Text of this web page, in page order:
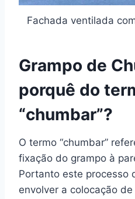
Fachada ventilada
Grampo de
porquê do
“chumbar”?
O termo “chumbar”
fixação do grampo à
Portanto este processo
envolver a colocação